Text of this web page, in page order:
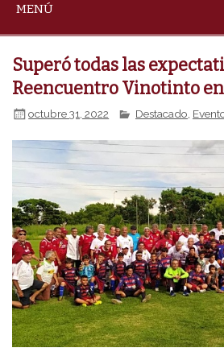
MENÚ
Superó todas las
Reencuentro Vinotinto
octubre 31, 2022 Destacado